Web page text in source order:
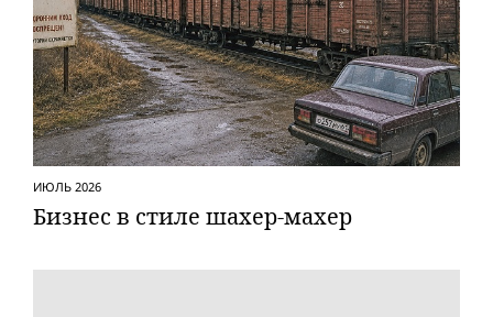
ИЮЛЬ 2026
Бизнес в стиле шахер-махер